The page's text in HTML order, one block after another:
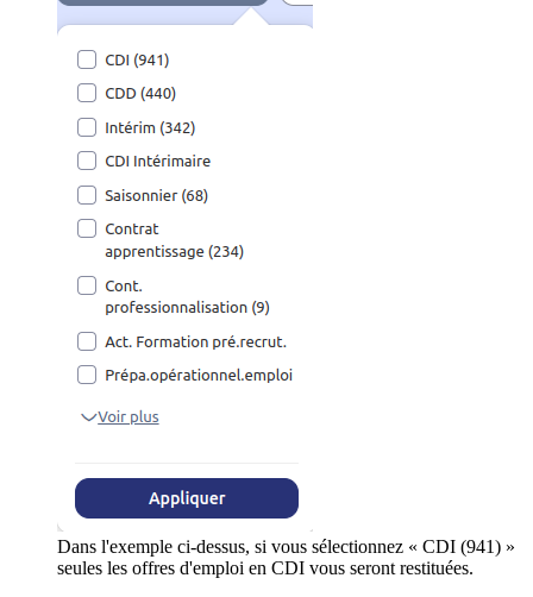
Dans l'exemple ci-dessus, si vous sélectionnez « CDI (941) »
seules les offres d'emploi en CDI vous seront restituées.